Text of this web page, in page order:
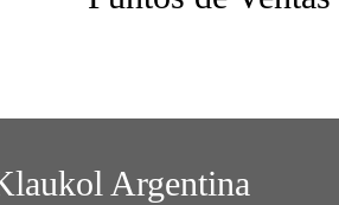
Argentina